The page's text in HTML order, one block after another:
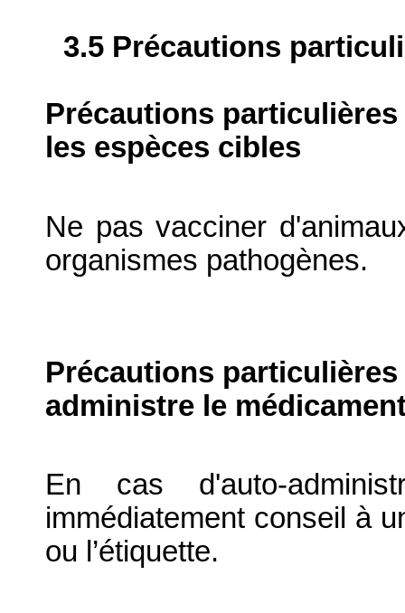
3.5 Précautions
Précautions
les espèces cibles
Ne pas vacciner
organismes pathogènes.
Précautions
administre le
En cas d'auto-
immédiatement conseil à
ou l’étiquette.